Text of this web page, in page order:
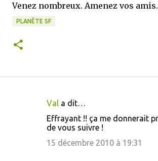
Venez nombreux. Amenez vos amis.
PLANÈTE SF
Val a dit…
Effrayant !! ça me donnerait
de vous suivre !
15 décembre 2010 à 19:31